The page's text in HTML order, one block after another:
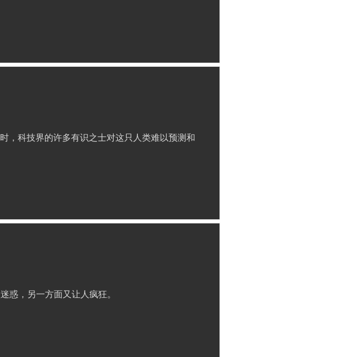
，科技界的许多有识之士对这只人类难以预测和
惑，另一方面又让人疯狂。